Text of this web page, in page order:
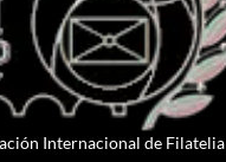
Internacional de Filatelia